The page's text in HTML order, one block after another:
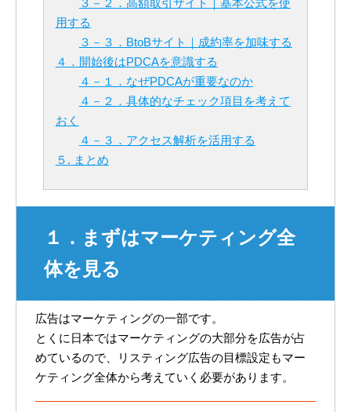
用する
３－３．BtoBサイト｜成約率を加味する
４．開始後はPDCAを意識する
４－１．なぜPDCAが重要なのか
４－２．具体的なチェック項目を考えて
おく
４－３．アクセス解析を活用する
５. まとめ
１．まずはマーケティング全
体を見る
広告はマーケティングの一部です。
とくに日本ではマーケティングの大部分を広告が占
めているので、リスティング広告の目標設定もマー
ケティング全体から考えていく必要があります。